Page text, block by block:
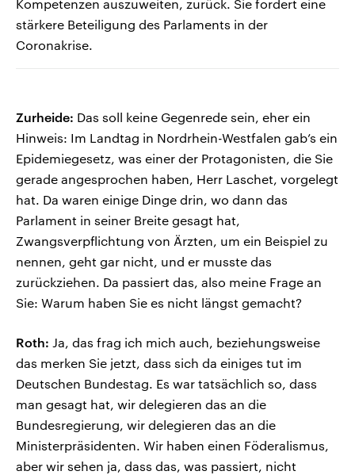
Kompetenzen auszuweiten, zurück. Sie fordert eine
stärkere Beteiligung des Parlaments in der
Coronakrise.
Zurheide: Das soll keine Gegenrede sein, eher ein
Hinweis: Im Landtag in Nordrhein-Westfalen gab’s ein
Epidemiegesetz, was einer der Protagonisten, die Sie
gerade angesprochen haben, Herr Laschet, vorgelegt
hat. Da waren einige Dinge drin, wo dann das
Parlament in seiner Breite gesagt hat,
Zwangsverpflichtung von Ärzten, um ein Beispiel zu
nennen, geht gar nicht, und er musste das
zurückziehen. Da passiert das, also meine Frage an
Sie: Warum haben Sie es nicht längst gemacht?
Roth: Ja, das frag ich mich auch, beziehungsweise
das merken Sie jetzt, dass sich da einiges tut im
Deutschen Bundestag. Es war tatsächlich so, dass
man gesagt hat, wir delegieren das an die
Bundesregierung, wir delegieren das an die
Ministerpräsidenten. Wir haben einen Föderalismus,
aber wir sehen ja, dass das, was passiert, nicht